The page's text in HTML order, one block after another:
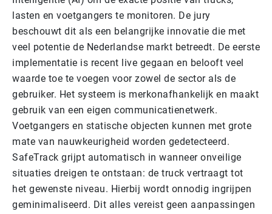
lasten en voetgangers te monitoren. De jury
beschouwt dit als een belangrijke innovatie die met
veel potentie de Nederlandse markt betreedt. De eerste
implementatie is recent live gegaan en belooft veel
waarde toe te voegen voor zowel de sector als de
gebruiker. Het systeem is merkonafhankelijk en maakt
gebruik van een eigen communicatienetwerk.
Voetgangers en statische objecten kunnen met grote
mate van nauwkeurigheid worden gedetecteerd.
SafeTrack grijpt automatisch in wanneer onveilige
situaties dreigen te ontstaan: de truck vertraagt tot
het gewenste niveau. Hierbij wordt onnodig ingrijpen
geminimaliseerd. Dit alles vereist geen aanpassingen